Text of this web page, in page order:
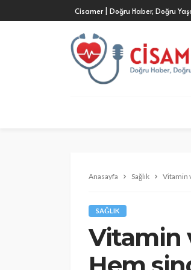
Cisamer | Doğru Haber, Doğru
Anasayfa Sağlık Vitamin
SAĞLIK
Vitamin